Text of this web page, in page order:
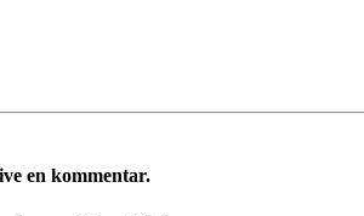
en kommentar.